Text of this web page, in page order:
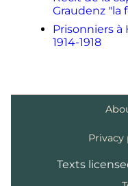
Graudenz "la
Prisonniers
1914-1918
Privacy
Texts